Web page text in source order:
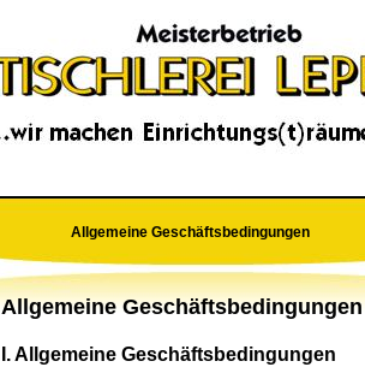
Allgemeine Geschäftsbedingungen
Allgemeine
I. Allgemeine Geschäftsbedingungen